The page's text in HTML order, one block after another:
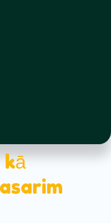
kā